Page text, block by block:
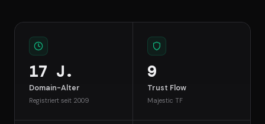
17 J.
Domain-Alter
Registriert seit 2009
9
Trust Flow
Majestic TF